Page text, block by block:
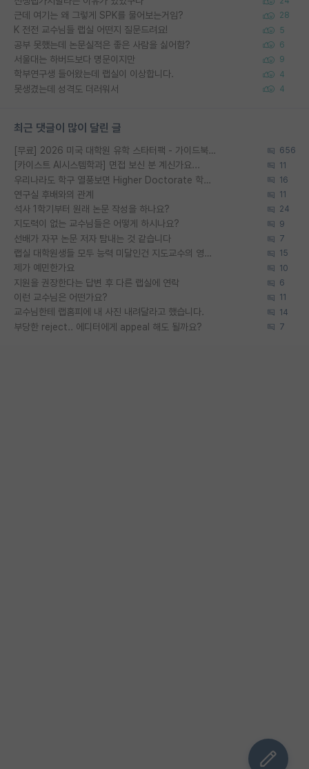
근데 여기는 왜 그렇게 SPK를 물어보는거임? 28
K 전전 교수님들 랩실 어떤지 질문드려요! 5
공부 못했는데 논문실적은 좋은 사람을 싫어함? 6
서울대는 하버드보다 명문이지만 9
학부연구생 들어왔는데 랩실이 이상합니다. 4
못생겼는데 성격도 더러워서 4
최근 댓글이 많이 달린 글
[무료] 2026 미국 대학원 유학 스타터팩 - 가이드북 & 합격자 컨택메일 템플릿 656
[카이스트 AI시스템학과] 면접 보신 분 계신가요... 11
우리나라도 학구 열풍보면 Higher Doctorate 학위가 필요하다고 봅니다. 16
연구실 후배와의 관계 11
석사 1학기부터 원래 논문 작성을 하나요? 24
지도력이 없는 교수님들은 어떻게 하시나요? 9
선배가 자꾸 논문 저자 탐내는 것 같습니다 7
랩실 대학원생들 모두 능력 미달인건 지도교수의 영향 아닌가? 15
제가 예민한가요 10
지원을 권장한다는 답변 후 다른 랩실에 연락 6
이런 교수님은 어떤가요? 11
교수님한테 랩홈피에 내 사진 내려달라고 했습니다. 14
부당한 reject.. 에디터에게 appeal 해도 될까요? 7